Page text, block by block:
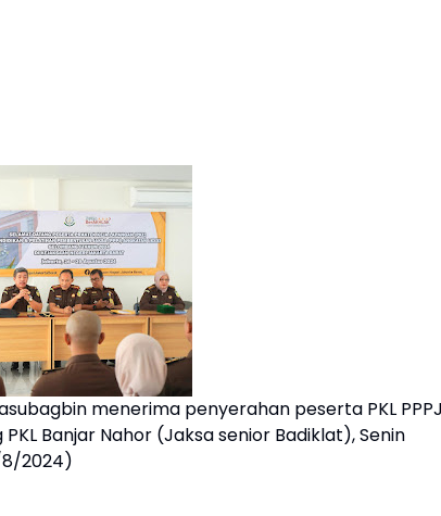
menerima penyerahan peserta PKL
Banjar Nahor (Jaksa senior Badiklat), Senin
2024)